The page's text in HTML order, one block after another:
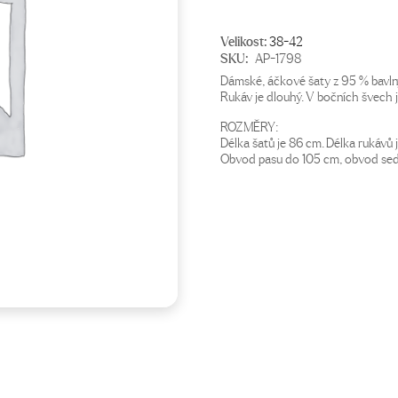
Velikost:38-42
SKU: AP-1798
Dámské, áčkové šaty z 95 %
Rukáv je dlouhý. V bočních švech
ROZMĚRY:
Délka šatů je 86 cm. Délka
Obvod pasu do 105 cm, obvod